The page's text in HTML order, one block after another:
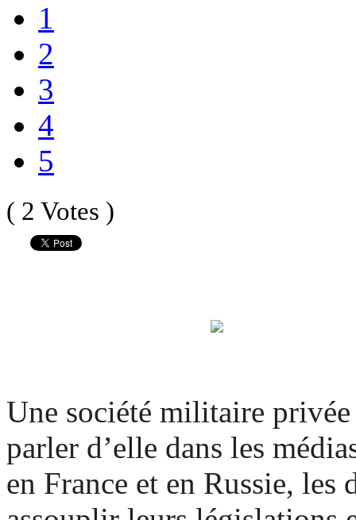
1
2
3
4
5
( 2 Votes )
Une société militaire
parler d’elle dans les
en France et en Russie, les